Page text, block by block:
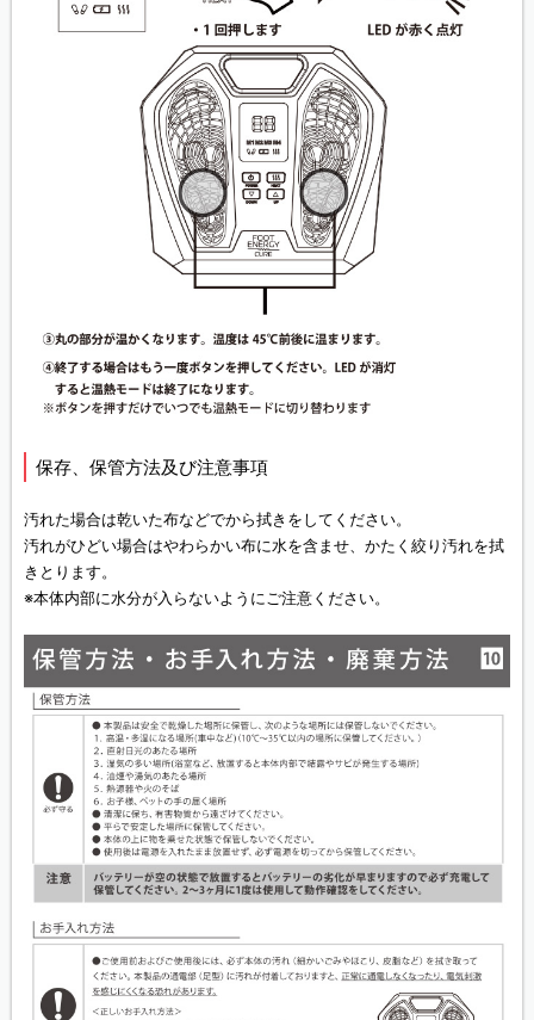
保存、保管方法及び注意事項
汚れた場合は乾いた布などでから拭きをしてください。
汚れがひどい場合はやわらかい布に水を含ませ、かたく絞り汚れを拭
きとります。
※本体内部に水分が入らないようにご注意ください。